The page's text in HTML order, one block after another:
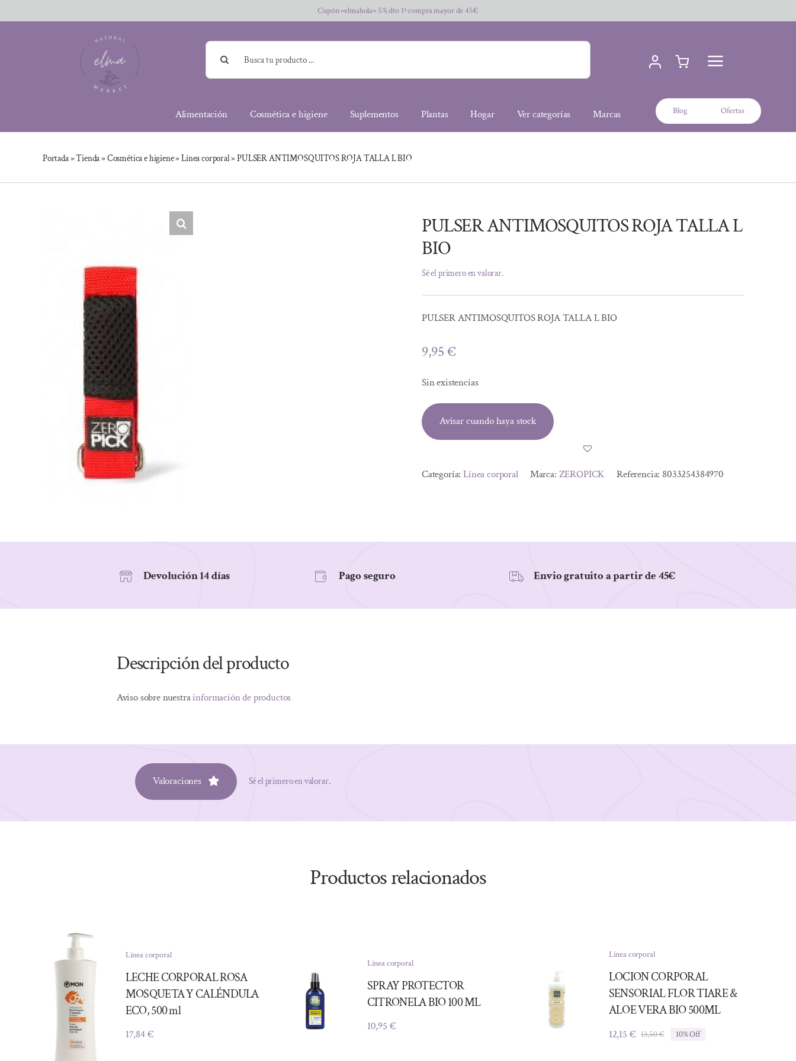
al
Cupón «elmahola» 5% dto 1ª compra mayor de 45€
Buscar:
Alimentación Cosmética e higiene Suplementos Plantas Hogar Ver categorías Marcas Blog Ofertas
Portada»Tienda»Cosmética e higiene»Línea corporal»PULSER ANTIMOSQUITOS ROJA TALLA L BIO
PULSER ANTIMOSQUITOS ROJA TALLA L
BIO
Sé el primero en valorar.
PULSER ANTIMOSQUITOS ROJA TALLA L BIO
9,95€
Sin existencias
Avisar cuando haya stock
Categoría:Línea corporal Marca: ZEROPICK Referencia: 8033254384970
Devolución 14 días Pago seguro Envio gratuito a partir de 45€
Descripción del producto
Aviso sobre nuestrainformación de productos
Valoraciones Sé el primero en valorar.
Productos relacionados
Línea corporal
LECHE CORPORAL ROSA
MOSQUETA Y CALÉNDULA
ECO, 500 ml
17,84€
Línea corporal
SPRAY PROTECTOR
CITRONELA BIO 100 ML
10,95 €
Línea corporal
LOCION CORPORAL
SENSORIAL FLOR TIARE &
ALOE VERA BIO 500ML
13,50€El
12,15 €
El
10% Off